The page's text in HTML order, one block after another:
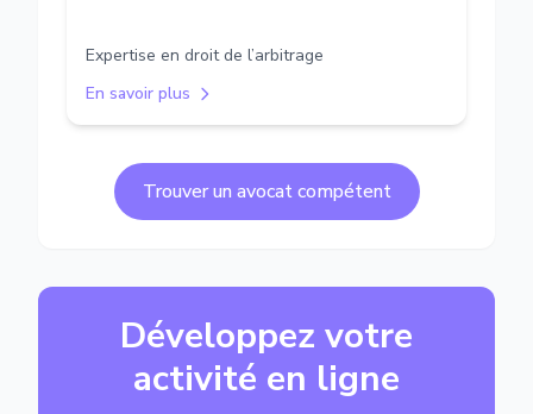
Expertise en droit de l’arbitrage
En savoir plus
Trouver un avocat compétent
Développez votre
activité en ligne